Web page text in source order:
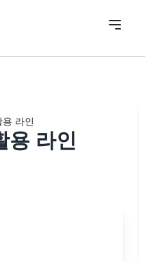
라인
용 라인